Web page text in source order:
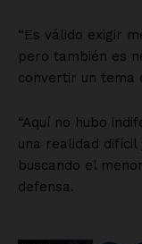
“Es válido exigir
pero también es
convertir un tema
“Aquí no hubo
una realidad
buscando el
defensa.